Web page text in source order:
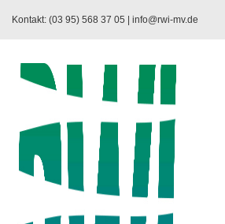
Kontakt: (03 95) 568 37 05 | info@rwi-mv.de